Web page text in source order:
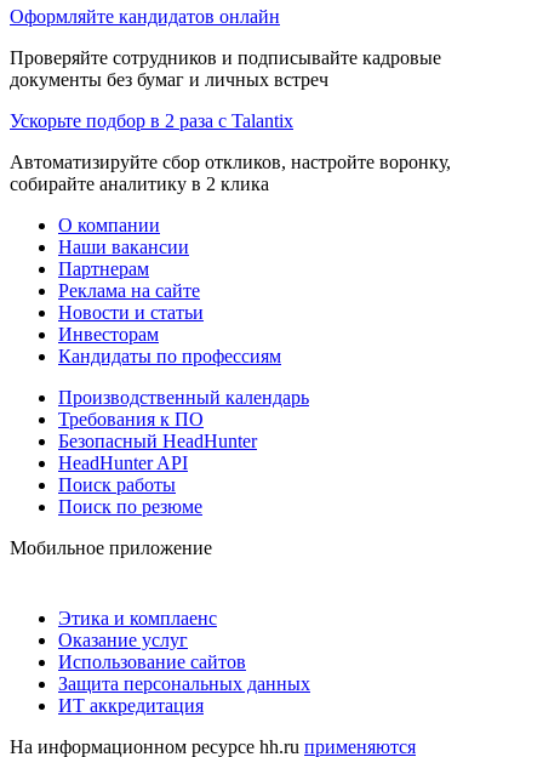
Оформляйте кандидатов онлайн
Проверяйте сотрудников и подписывайте кадровые
документы без бумаг и личных встреч
Ускорьте подбор в 2 раза с Talantix
Автоматизируйте сбор откликов, настройте воронку,
собирайте аналитику в 2 клика
О компании
Наши вакансии
Партнерам
Реклама на сайте
Новости и статьи
Инвесторам
Кандидаты по профессиям
Производственный календарь
Требования к ПО
Безопасный HeadHunter
HeadHunter API
Поиск работы
Поиск по резюме
Мобильное приложение
Этика и комплаенс
Оказание услуг
Использование сайтов
Защита персональных данных
ИТ аккредитация
На информационном ресурсе hh.ru применяются